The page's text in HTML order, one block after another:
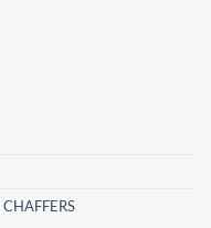
CHAFFERS